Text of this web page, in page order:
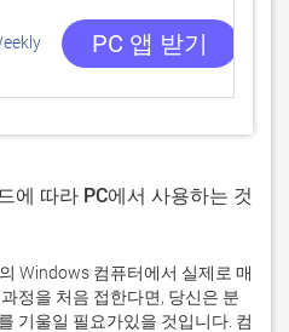
PC 앱 받기
에 따라 PC에서 사용하는 것
Windows 컴퓨터에서 실제로 매
정을 처음 접한다면, 당신은 분
기울일 필요가있을 것입니다. 컴